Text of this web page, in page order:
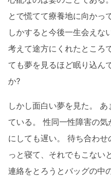
とで慌てて療養地に向かっ
しかすると今後一生会え
考えて途方にくれたところ
ても夢を見るほど眠り込ん
か?
しかし面白い夢を見た。
ている。 性同一性障害の
にしても遅い。 待ち合わ
っと寝て、それでもこない
連絡をとろうとバッグの中